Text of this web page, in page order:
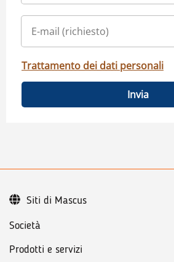
Trattamento dei dati personali
Invia
Società
Prodotti e servizi
Siti di Mascus